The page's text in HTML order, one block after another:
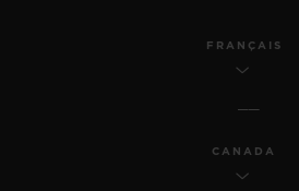
FRANÇAIS
CANADA